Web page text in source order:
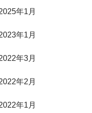
年1月
年1月
年3月
年2月
年1月